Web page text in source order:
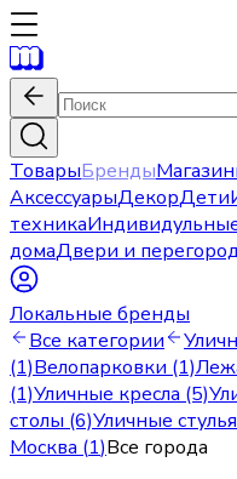
ТоварыБренды
АксессуарыДекорДети
техника
домаДвери и
Локальные бренды
Все категории
(1)Велопарковки (1)
(1)Уличные кресла (5)
столы (6)Уличные
Москва (1)Все города